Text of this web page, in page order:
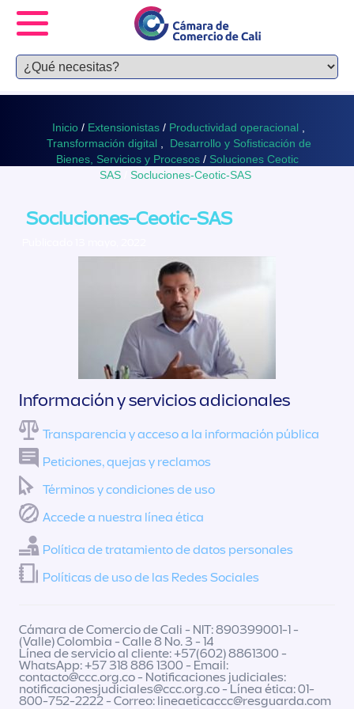
Inicio / Extensionistas / Productividad operacional ,
Transformación digital ,
Desarrollo y Sofisticación de
Bienes, Servicios y Procesos / Soluciones Ceotic
SAS
Socluciones-Ceotic-SAS
Socluciones-Ceotic-SAS
Información y servicios adicionales
Transparencia y acceso a la información pública
Peticiones, quejas y reclamos
Términos y condiciones de uso
Accede a nuestra línea ética
Política de tratamiento de datos personales
Políticas de uso de las Redes Sociales
Cámara de Comercio de Cali - NIT: 890399001-1 -
(Valle) Colombia - Calle 8 No. 3 - 14
Línea de servicio al cliente: +57(602) 8861300 -
WhatsApp: +57 318 886 1300 - Email:
contacto@ccc.org.co- Notificaciones judiciales:
notificacionesjudiciales@ccc.org.co- Línea ética: 01-
800-752-2222 - Correo: lineaeticaccc@resguarda.com